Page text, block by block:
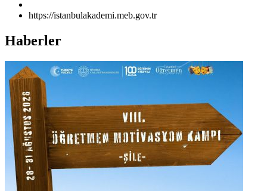
https://istanbulakademi.meb.gov.tr
Haberler